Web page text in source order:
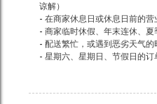
谅解）
- 在商家休息日或休息日前的营
- 商家临时休假、年末连休、夏
- 配送繁忙，或遇到恶劣天气的
- 星期六、星期日、节假日的订